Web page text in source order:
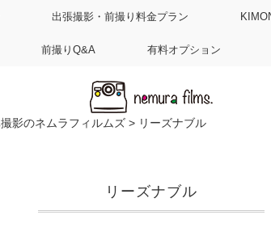
出張撮影・前撮り料金プラン
前撮りQ&A 有料オプション
影のネムラフィルムズ > リーズナブル
リーズナブル